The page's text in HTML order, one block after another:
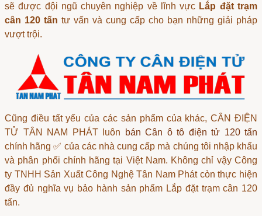
sẽ được đội ngũ chuyên nghiệp về lĩnh vực Lắp đặt trạm
cân 120 tấn tư vấn và cung cấp cho bạn những giải pháp
vượt trội.
Cũng điều tất yếu của các sản phẩm của khác, CÂN ĐIỆN
TỬ TÂN NAM PHÁT luôn
bán Cân ô tô điện tử 120 tấn
chính hãng ✅ của các nhà cung cấp mà chúng tôi nhập khẩu
và phân phối chính hãng tại Việt Nam. Không chỉ vậy Công
ty TNHH Sản Xuất Công Nghệ Tân Nam Phát còn thực hiện
đầy đủ nghĩa vụ bảo hành sản phẩm Lắp đặt trạm cân 120
tấn.